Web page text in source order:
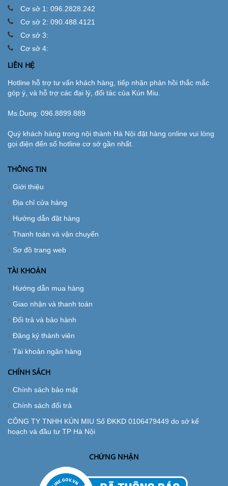
Cơ sở 1: 096.2828.242
Cơ sở 2: 090.488.4121
Cơ sở 3:
Cơ sở 4:
LIÊN HỆ
Hotline hỗ trợ tư vấn khách hàng, tiếp nhận phản hồi thắc mắc
góp ý, và hỗ trợ các đại lý, đối tác của Kún Miu.
Ms.Dung: 096.8899.889
Quý khách hàng trong nội thành Hà Nội đặt hàng online vui lòng
gọi điện đến số hotline cơ sở gần nhất.
THÔNG TIN
Giới thiệu
Địa chỉ cửa hàng
Hướng dẫn đặt hàng
Thanh toán và vận chuyển
Sơ đồ trang web
TÀI KHOẢN
Hướng dẫn mua hàng
Giao nhận và thanh toán
Đổi trả và bảo hành
Đăng ký thành viên
Tài khoản ngân hàng
CHÍNH SÁCH
Chính sách bảo mật
Chính sách đổi trả
CÔNG TY TNHH KÚN MIU Số ĐKKD 0106479449 do sở kế
hoạch và đầu tư TP Hà Nội
CHỨNG NHẬN